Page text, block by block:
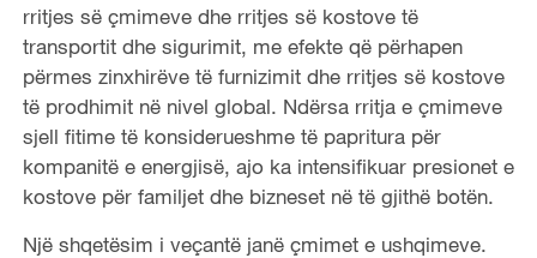
rritjes së çmimeve dhe rritjes së kostove të
transportit dhe sigurimit, me efekte që përhapen
përmes zinxhirëve të furnizimit dhe rritjes së kostove
të prodhimit në nivel global. Ndërsa rritja e çmimeve
sjell fitime të konsiderueshme të papritura për
kompanitë e energjisë, ajo ka intensifikuar presionet e
kostove për familjet dhe bizneset në të gjithë botën.
Një shqetësim i veçantë janë çmimet e ushqimeve.